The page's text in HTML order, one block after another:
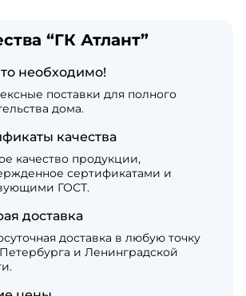
“ГК Атлант”
необходимо!
поставки для полного
дома.
качества
качество продукции,
сертификатами и
ГОСТ.
доставка
доставка в любую точку
и Ленинградской